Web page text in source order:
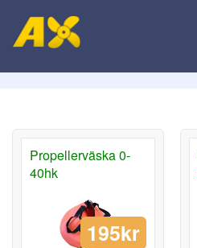
Propellerväska 0-
40hk
195kr